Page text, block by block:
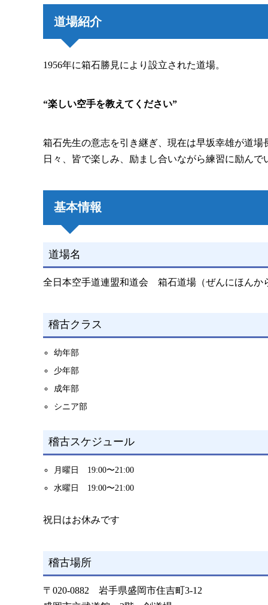
道場紹介
1956年に箱石勝見により設立された道場。
“楽しい空手を教えてください”
箱石先生の意志を引き継ぎ、現在は早坂幸雄が道場
日々、皆で楽しみ、励まし合いながら練習に励んで
基本情報
道場名
全日本空手道連盟和道会 箱石道場（ぜんにほんか
稽古クラス
幼年部
少年部
成年部
シニア部
稽古スケジュール
月曜日 19:00〜21:00
水曜日 19:00〜21:00
祝日はお休みです
稽古場所
〒020-0882 岩手県盛岡市住吉町3-12